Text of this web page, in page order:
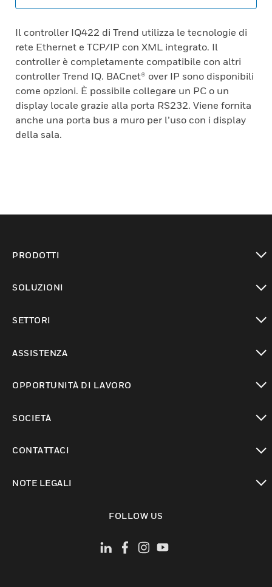
Il controller IQ422 di Trend utilizza le tecnologie di
rete Ethernet e TCP/IP con XML integrato. Il
controller è completamente compatibile con altri
controller Trend IQ. BACnet® over IP sono disponibili
come opzioni. È possibile collegare un PC o un
display locale grazie alla porta RS232. Viene fornita
anche una porta bus a muro per l’uso con i display
della sala.
PRODOTTI
SOLUZIONI
SETTORI
ASSISTENZA
OPPORTUNITÀ DI LAVORO
SOCIETÀ
CONTATTACI
NOTE LEGALI
FOLLOW US